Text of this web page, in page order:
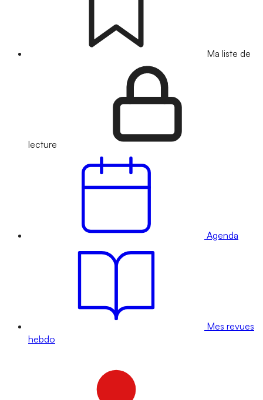
Ma liste de
lecture
Agenda
Mes revues
hebdo